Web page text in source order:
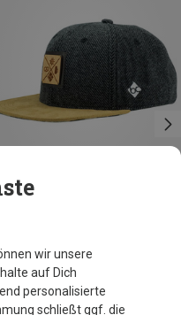
wir unsere
auf Dich
personalisierte
schließt ggf. die